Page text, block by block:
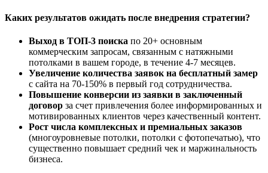
Каких результатов ожидать после внедрения стратегии?
Выход в ТОП-3 поиска по 20+ основным
коммерческим запросам, связанным с натяжными
потолками в вашем городе, в течение 4-7 месяцев.
Увеличение количества заявок на бесплатный замер
с сайта на 70-150% в первый год сотрудничества.
Повышение конверсии из заявки в заключенный
договор за счет привлечения более информированных и
мотивированных клиентов через качественный контент.
Рост числа комплексных и премиальных заказов
(многоуровневые потолки, потолки с фотопечатью), что
существенно повышает средний чек и маржинальность
бизнеса.